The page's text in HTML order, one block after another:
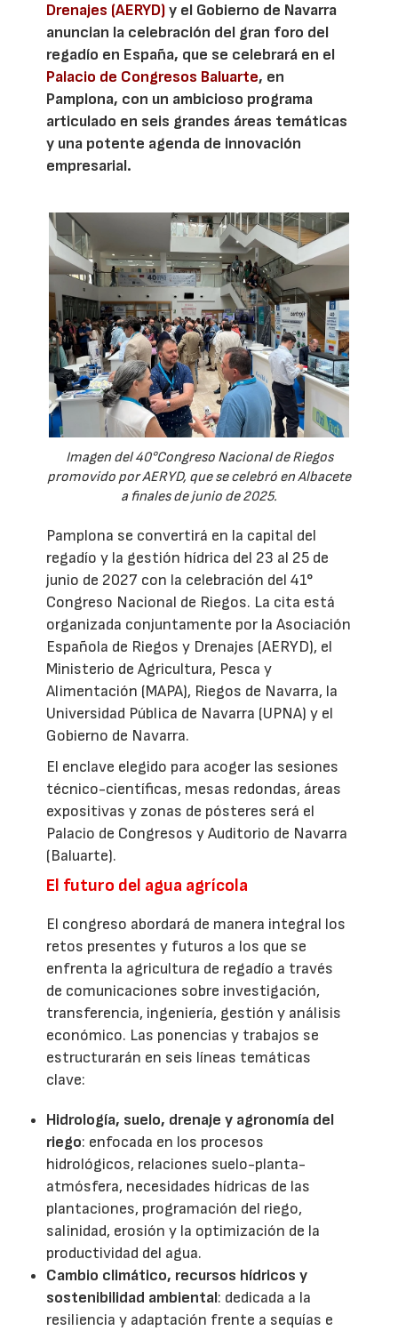
Drenajes (AERYD)y el Gobierno de Navarra
anuncian la celebración del gran foro del
regadío en España, que se celebrará en el
Palacio de Congresos Baluarte, en
Pamplona, con un ambicioso programa
articulado en seis grandes áreas temáticas
y una potente agenda de innovación
empresarial.
Imagen del 40°Congreso Nacional de Riegos
promovido por AERYD, que se celebró en Albacete
a finales de junio de 2025.
Pamplona se convertirá en la capital del
regadío y la gestión hídrica del 23 al 25 de
junio de 2027 con la celebración del 41°
Congreso Nacional de Riegos. La cita está
organizada conjuntamente por la Asociación
Española de Riegos y Drenajes (AERYD), el
Ministerio de Agricultura, Pesca y
Alimentación (MAPA), Riegos de Navarra, la
Universidad Pública de Navarra (UPNA) y el
Gobierno de Navarra.
El enclave elegido para acoger las sesiones
técnico-científicas, mesas redondas, áreas
expositivas y zonas de pósteres será el
Palacio de Congresos y Auditorio de Navarra
(Baluarte).
El futuro del agua agrícola
El congreso abordará de manera integral los
retos presentes y futuros a los que se
enfrenta la agricultura de regadío a través
de comunicaciones sobre investigación,
transferencia, ingeniería, gestión y análisis
económico. Las ponencias y trabajos se
estructurarán en seis líneas temáticas
clave:
Hidrología, suelo, drenaje y agronomía del
riego: enfocada en los procesos
hidrológicos, relaciones suelo-planta-
atmósfera, necesidades hídricas de las
plantaciones, programación del riego,
salinidad, erosión y la optimización de la
productividad del agua.
Cambio climático, recursos hídricos y
sostenibilidad ambiental: dedicada a la
resiliencia y adaptación frente a sequías e